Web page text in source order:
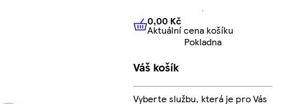
0,00 KčAktuální cena košíku
0,00 Kč
Aktuální cena košíku
Pokladna
Váš košík
Vyberte službu, která je pro Vás